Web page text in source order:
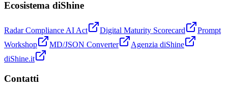
Ecosistema diShine
Radar Compliance AI Act Digital Maturity Scorecard
Prompt
Workshop
MD/JSON Converter
Agenzia diShine
diShine.it
Contatti